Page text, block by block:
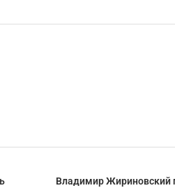
Владимир Жириновский